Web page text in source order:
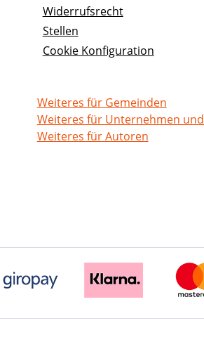
Widerrufsrecht
Stellen
Cookie Konfiguration
Weiteres für Gemeinden
Weiteres für Unternehmen
Weiteres für Autoren